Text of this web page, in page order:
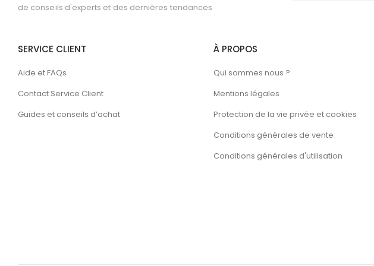
de conseils d'experts et des dernières tendances
SERVICE CLIENT
Aide et FAQs
Contact Service Client
Guides et conseils d’achat
À PROPOS
Qui sommes nous ?
Mentions légales
Protection de la vie privée et cookies
Conditions générales de vente
Conditions générales d'utilisation